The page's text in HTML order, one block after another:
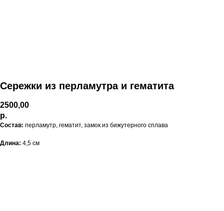
Сережки из перламутра и гематита
2500,00
р.
Состав: перламутр, гематит, замок из бижутерного сплава
Длина: 4,5 см